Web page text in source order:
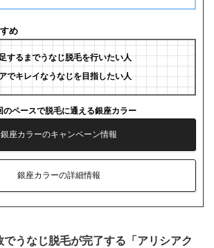
め
するまでうなじ脱毛を行いたい人
でキレイなうなじを目指したい人
のペースで脱毛に通える銀座カラー
銀座カラーのキャンペーン情報
銀座カラーの詳細情報
うなじ脱毛が完了する「アリシアク